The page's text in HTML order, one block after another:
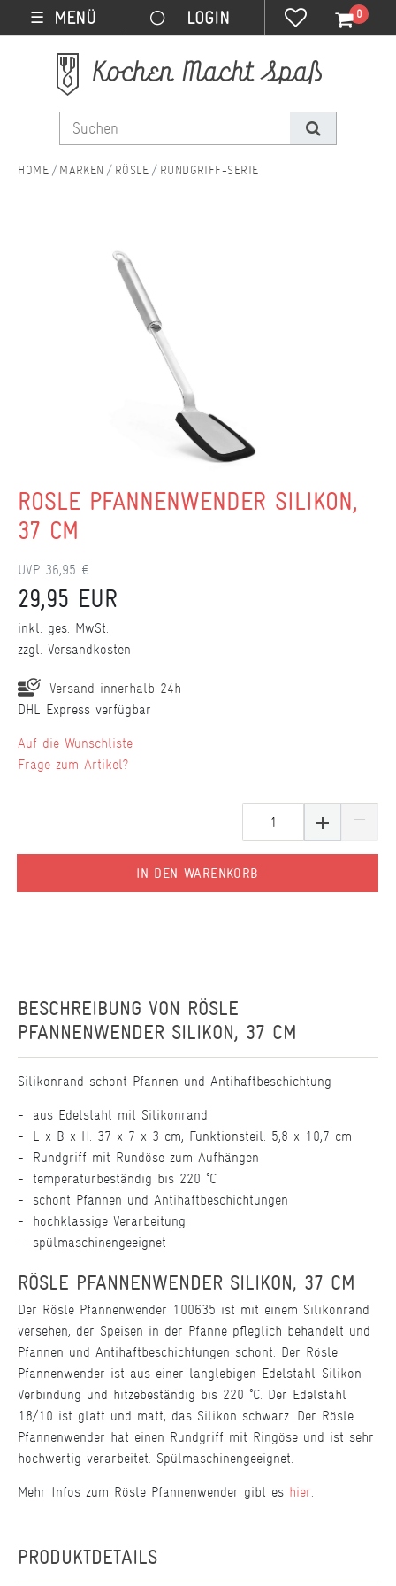
☰ MENÜ 0
MARKEN RÖSLE RUNDGRIFF-SERIE
RÖSLE PFANNENWENDER SILIKON,
37 CM
UVP 36,95 €
29,95 EUR
inkl. ges. MwSt.
zzgl. Versandkosten
Versand innerhalb 24h
DHL Express verfügbar
IN DEN WARENKORB
Wunschliste
Frage zum Artikel?
BESCHREIBUNG VON RÖSLE
PFANNENWENDER SILIKON, 37 CM
Silikonrand schont Pfannen und Antihaftbeschichtung
aus Edelstahl mit Silikonrand
L x B x H: 37 x 7 x 3 cm, Funktionsteil: 5,8 x 10,7 cm
Rundgriff mit Rundöse zum Aufhängen
temperaturbeständig bis 220 °C
schont Pfannen und Antihaftbeschichtungen
hochklassige Verarbeitung
spülmaschinengeeignet
RÖSLE PFANNENWENDER SILIKON, 37 CM
Der Rösle Pfannenwender 100635 ist mit einem Silikonrand
versehen, der Speisen in der Pfanne pfleglich behandelt und
Pfannen und Antihaftbeschichtungen schont. Der Rösle
Pfannenwender ist aus einer langlebigen Edelstahl-Silikon-
Verbindung und hitzebeständig bis 220 °C. Der Edelstahl
18/10 ist glatt und matt, das Silikon schwarz. Der Rösle
Pfannenwender hat einen Rundgriff mit Ringöse und ist sehr
hochwertig verarbeitet. Spülmaschinengeeignet.
Mehr Infos zum Rösle Pfannenwender gibt es hier.
PRODUKTDETAILS